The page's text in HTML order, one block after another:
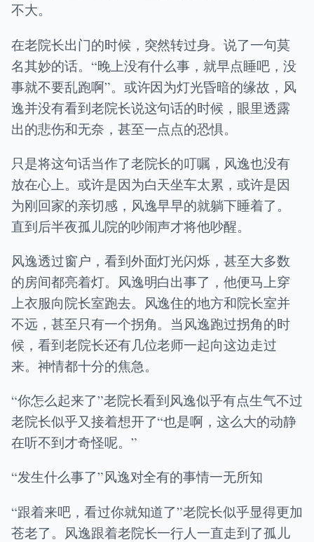
不大。
在老院长出门的时候，突然转过身。说了一句莫
名其妙的话。“晚上没有什么事，就早点睡吧，没
事就不要乱跑啊”。或许因为灯光昏暗的缘故，风
逸并没有看到老院长说这句话的时候，眼里透露
出的悲伤和无奈，甚至一点点的恐惧。
只是将这句话当作了老院长的叮嘱，风逸也没有
放在心上。或许是因为白天坐车太累，或许是因
为刚回家的亲切感，风逸早早的就躺下睡着了。
直到后半夜孤儿院的吵闹声才将他吵醒。
风逸透过窗户，看到外面灯光闪烁，甚至大多数
的房间都亮着灯。风逸明白出事了，他便马上穿
上衣服向院长室跑去。风逸住的地方和院长室并
不远，甚至只有一个拐角。当风逸跑过拐角的时
候，看到老院长还有几位老师一起向这边走过
来。神情都十分的焦急。
“你怎么起来了”老院长看到风逸似乎有点生气不过
老院长似乎又接着想开了“也是啊，这么大的动静
在听不到才奇怪呢。”
“发生什么事了”风逸对全有的事情一无所知
“跟着来吧，看过你就知道了”老院长似乎显得更加
苍老了。风逸跟着老院长一行人一直走到了孤儿